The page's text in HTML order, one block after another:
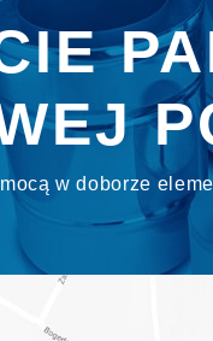
w doborze